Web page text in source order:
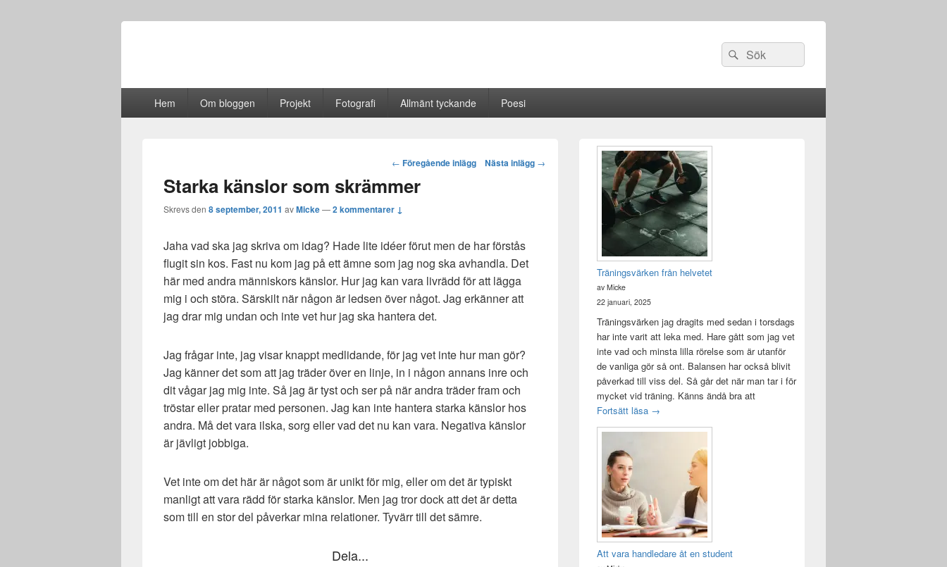
Sök
efter:
Sök
Hem Om bloggen Projekt Fotografi Allmänt tyckande Poesi
Post
← Föregående inlägg Nästa inlägg →
Starka känslor som skrämmer
Skrevs den 8 september, 2011 avMicke—2 kommentarer ↓
Jaha vad ska jag skriva om idag? Hade lite idéer förut men de har förstås
flugit sin kos. Fast nu kom jag på ett ämne som jag nog ska avhandla. Det
här med andra människors känslor. Hur jag kan vara livrädd för att lägga
mig i och störa. Särskilt när någon är ledsen över något. Jag erkänner att
jag drar mig undan och inte vet hur jag ska hantera det.
Jag frågar inte, jag visar knappt medlidande, för jag vet inte hur man gör?
Jag känner det som att jag träder över en linje, in i någon annans inre och
dit vågar jag mig inte. Så jag är tyst och ser på när andra träder fram och
tröstar eller pratar med personen. Jag kan inte hantera starka känslor hos
andra. Må det vara ilska, sorg eller vad det nu kan vara. Negativa känslor
är jävligt jobbiga.
Vet inte om det här är något som är unikt för mig, eller om det är typiskt
manligt att vara rädd för starka känslor. Men jag tror dock att det är detta
som till en stor del påverkar mina relationer. Tyvärr till det sämre.
Dela...
Primära
sidofältet
Widget
område
Träningsvärken från helvetet
av Micke
22 januari, 2025
Träningsvärken jag dragits med sedan i torsdags
har inte varit att leka med. Hare gått som jag vet
inte vad och minsta lilla rörelse som är utanför
de vanliga gör så ont. Balansen har också blivit
påverkad till viss del. Så går det när man tar i för
mycket vid träning. Känns ändå bra att
Fortsätt läsa Träningsvärken från helvetet
→
Att vara handledare åt en student